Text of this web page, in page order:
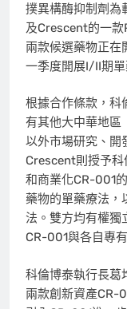
撲異構酶抑制劑為
及Crescent的一款
兩款候選藥物正
一季度開展I/II期單
根據合作條款，科
有其他大中華地區
以外市場研究、開
Crescent則授予
和商業化CR-001
藥物的單藥療法，
法。雙方均有權獨
CR-001與各自專
科倫博泰執行長葛
兩款創新資產CR-